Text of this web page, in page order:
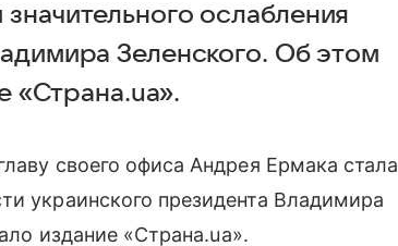
ослабления
Зеленского. Об этом
«Страна.ua».
своего офиса Андрея Ермака стала
украинского президента Владимира
издание «Страна.ua».